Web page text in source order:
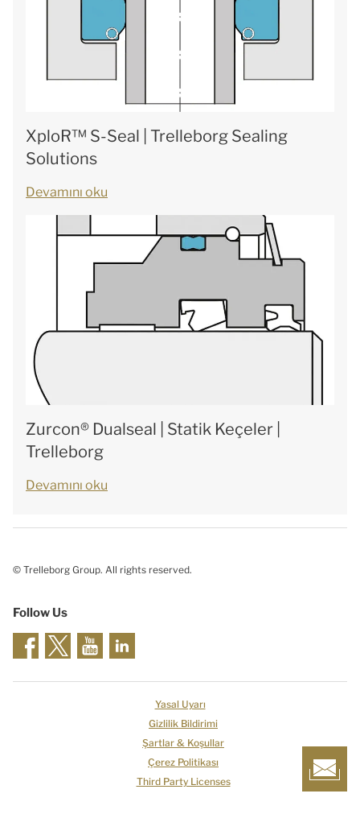
XploR™ S-Seal | Trelleborg Sealing
Solutions
Devamını oku
Zurcon® Dualseal | Statik Keçeler |
Trelleborg
Devamını oku
© Trelleborg Group. All rights reserved.
Follow Us
Yasal Uyarı
Gizlilik Bildirimi
Şartlar & Koşullar
Çerez Politikası
Third Party Licenses